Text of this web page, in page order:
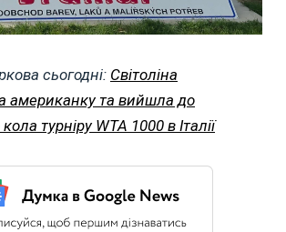
сьогодні: Світоліна
американку та вийшла до
турніру WTA 1000 в Італії